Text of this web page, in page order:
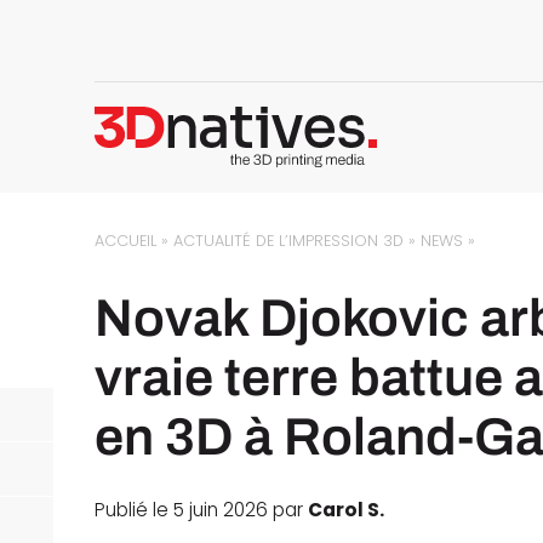
ACCUEIL »ACTUALITÉ DE L’IMPRESSION 3D » NEWS »
Novak Djokovic
vraie terre battue
en 3D à Roland-
Publié le 5 juin 2026 par Carol S.